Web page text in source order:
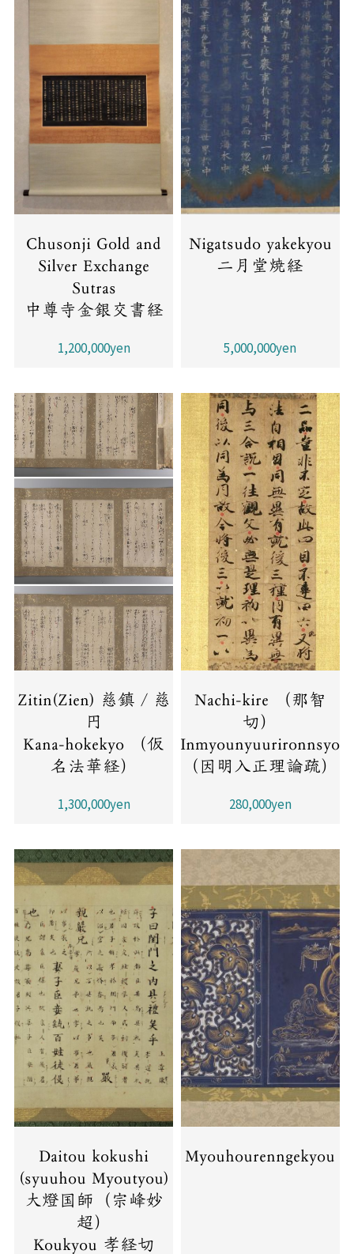
Chusonji Gold and
Silver Exchange
Sutras
中尊寺金銀交書経
1,200,000yen
Nigatsudo yakekyou
二月堂焼経
5,000,000yen
Zitin(Zien) 慈鎮 / 慈
円
Kana-hokekyo （仮
名法華経）
1,300,000yen
Nachi-kire （那智
切）
Inmyounyuurironnsyo
（因明入正理論疏）
280,000yen
Daitou kokushi
(syuuhou Myoutyou)
大燈国師（宗峰妙
超）
Koukyou 孝経切
Myouhourenngekyou